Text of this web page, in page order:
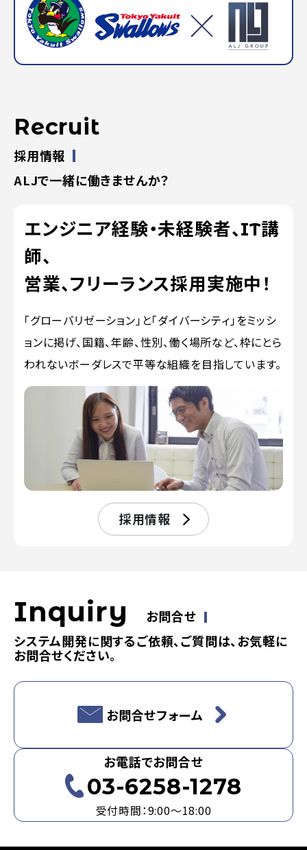
Recruit
採用情報
ALJで一緒に働きませんか？
エンジニア経験・未経験者、IT講
師、
営業、フリーランス採用実施中！
「グローバリゼーション」と「ダイバーシティ」をミッシ
ョンに掲げ、国籍、年齢、性別、働く場所など、枠にとら
われないボーダレスで平等な組織を目指しています。
採用情報
Inquiry
お問合せ
システム開発に関するご依頼、ご質問は、お気軽に
お問合せください。
お問合せフォーム
お電話でお問合せ
03-6258-1278
受付時間：9:00～18:00